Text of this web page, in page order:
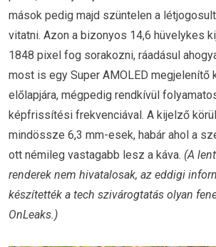
mások pedig majd szüntelen a
vitatni. Azon a bizonyos 14,6 hüvelykes
1848 pixel fog sorakozni, ráadásul
most is egy Super AMOLED megjelenítő
előlapjára, mégpedig rendkívül
képfrissítési frekvenciával. A kijelző
mindössze 6,3 mm-esek, habár ahol a
ott némileg vastagabb lesz a káva. (A
renderek nem hivatalosak, az eddigi
készítették a tech szivárogtatás olyan
OnLeaks.)